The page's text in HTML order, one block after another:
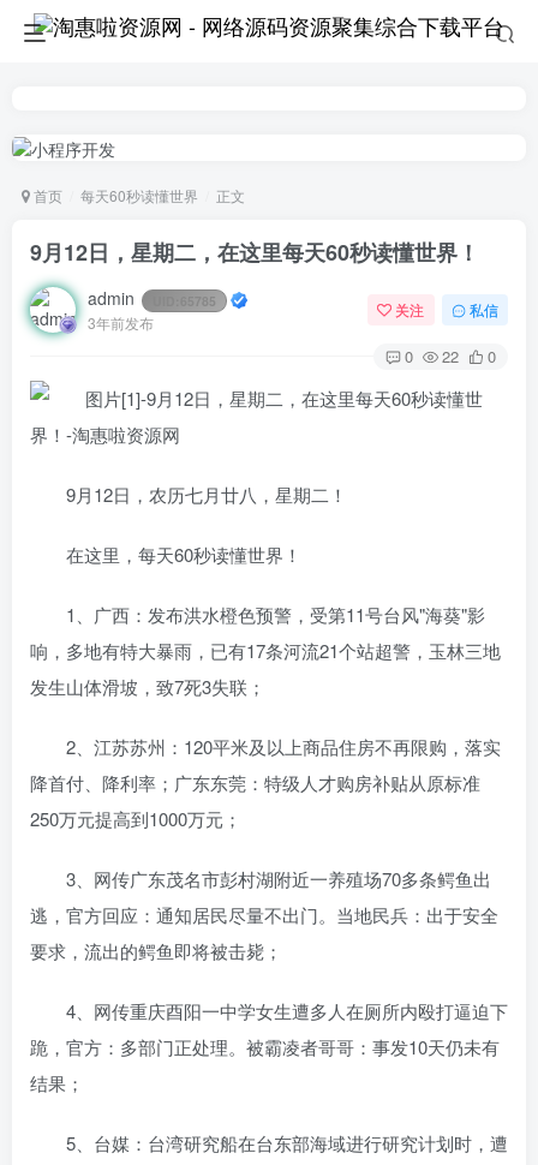
首页 每天60秒读懂世界 正文
9月12日，星期二，在这里每天60秒读懂世界！
admin 65785
3年前发布
关注 私信
0 22 0
9月12日，农历七月廿八，星期二！
在这里，每天60秒读懂世界！
1、广西：发布洪水橙色预警，受第11号台风"海葵"影
响，多地有特大暴雨，已有17条河流21个站超警，玉林三地
发生山体滑坡，致7死3失联；
2、江苏苏州：120平米及以上商品住房不再限购，落实
降首付、降利率；广东东莞：特级人才购房补贴从原标准
250万元提高到1000万元；
3、网传广东茂名市彭村湖附近一养殖场70多条鳄鱼出
逃，官方回应：通知居民尽量不出门。当地民兵：出于安全
要求，流出的鳄鱼即将被击毙；
4、网传重庆酉阳一中学女生遭多人在厕所内殴打逼迫下
跪，官方：多部门正处理。被霸凌者哥哥：事发10天仍未有
结果；
5、台媒：台湾研究船在台东部海域进行研究计划时，遭